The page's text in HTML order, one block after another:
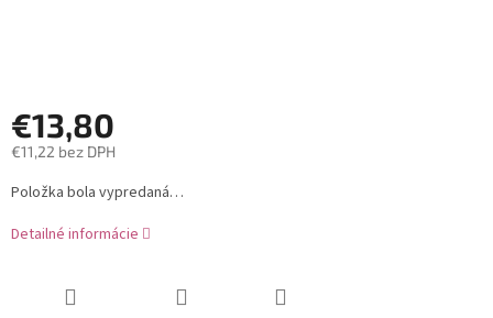
€13,80
€11,22 bez DPH
Jednotková
cena:
Položka bola vypredaná…
Detailné informácie